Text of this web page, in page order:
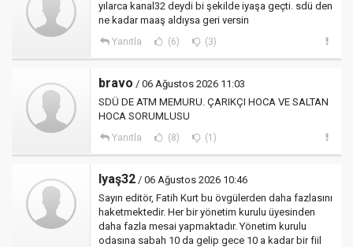
yılarca kanal32 deydi bi şekilde iyaşa geçti. sdü den
ne kadar maaş aldıysa geri versin
Yanıtla (6) (3)
bravo / 06 Ağustos 2026 11:03
SDÜ DE ATM MEMURU. ÇARIKÇI HOCA VE SALTAN
HOCA SORUMLUSU
Yanıtla (8) (1)
Iyaş32 / 06 Ağustos 2026 10:46
Sayın editör, Fatih Kurt bu övgülerden daha fazlasını
haketmektedir. Her bir yönetim kurulu üyesinden
daha fazla mesai yapmaktadır. Yönetim kurulu
odasına sabah 10 da gelip gece 10 a kadar bir fiil